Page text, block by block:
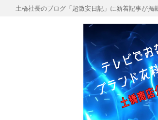
土橋社長のブログ「超激安日記」に新着記事が掲